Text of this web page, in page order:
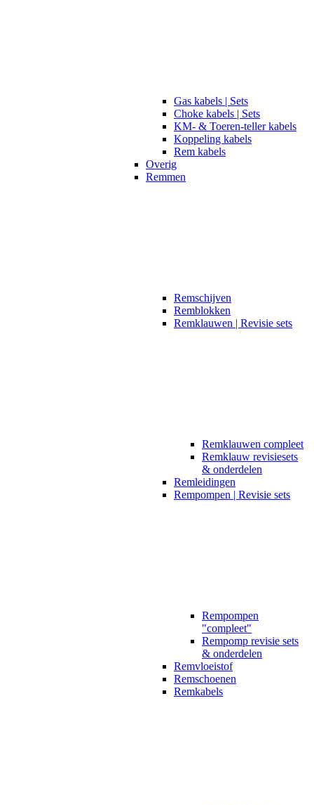
Gas kabels | Sets
Choke kabels | Sets
KM- & Toeren-teller kabels
Koppeling kabels
Rem kabels
Overig
Remmen
Remschijven
Remblokken
Remklauwen | Revisie sets
Remklauwen compleet
Remklauw revisiesets
& onderdelen
Remleidingen
Rempompen | Revisie sets
Rempompen
"compleet"
Rempomp revisie sets
& onderdelen
Remvloeistof
Remschoenen
Remkabels